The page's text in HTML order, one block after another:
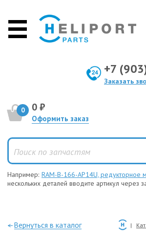
+7
Заказать
0 0 ₽
Оформить заказ
Например: RAM-B-166-AP14U, редукторное
нескольких деталей вводите артикул через
—Вернуться в каталог